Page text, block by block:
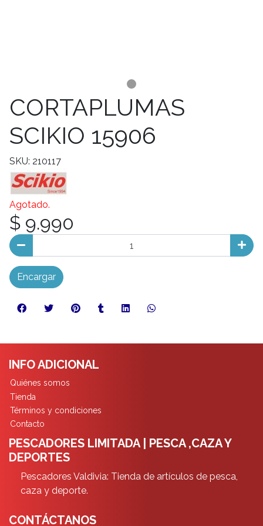
CORTAPLUMAS
SCIKIO 15906
SKU: 210117
Agotado.
$ 9.990
Encargar
INFO ADICIONAL
Quiénes somos
Tienda
Términos y condiciones
Contacto
PESCADORES LIMITADA | PESCA ,CAZA Y
DEPORTES
Pescadores Valdivia: Tienda de artículos de pesca,
caza y deporte.
CONTÁCTANOS